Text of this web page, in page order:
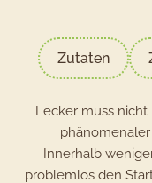
Zutaten
Lecker muss
Innerhalb
problemlos den